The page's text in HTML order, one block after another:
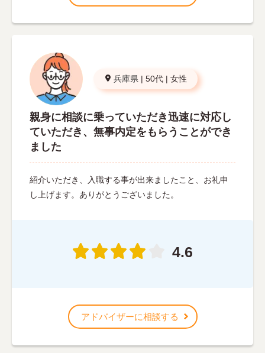
兵庫県 | 50代 | 女性
親身に相談に乗っていただき迅速に対応し
ていただき、無事内定をもらうことができ
ました
紹介いただき、入職する事が出来ましたこと、お礼申
し上げます。ありがとうございました。
4.6
アドバイザーに相談する